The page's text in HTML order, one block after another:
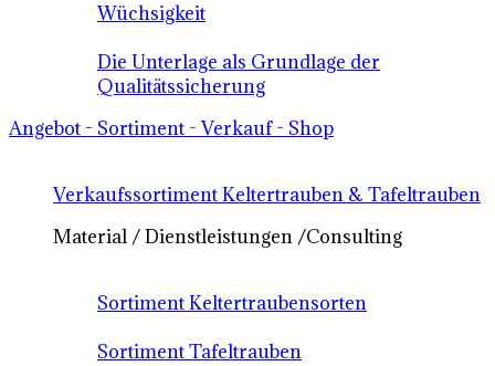
Wüchsigkeit
Die Unterlage als Grundlage der
Qualitätssicherung
Angebot - Sortiment - Verkauf - Shop
Verkaufssortiment Keltertrauben & Tafeltrauben
Material / Dienstleistungen /Consulting
Sortiment Keltertraubensorten
Sortiment Tafeltrauben